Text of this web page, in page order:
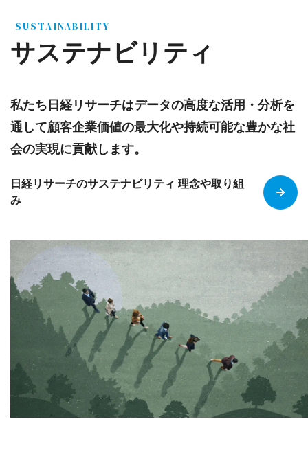
SUSTAINABILITY
サステナビリティ
私たち日経リサーチはデータの高度な活用・分析を
通して顧客企業価値の最大化や持続可能な豊かな社
会の実現に貢献します。
日経リサーチのサステナビリティ 理念や取り組
み